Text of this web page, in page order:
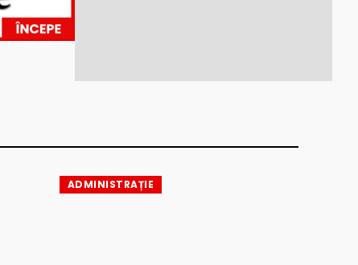
ADMINISTRAȚIE